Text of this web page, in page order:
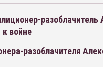
разоблачитель
к войне
разоблачителя